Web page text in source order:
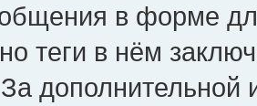
в форме
теги в нём